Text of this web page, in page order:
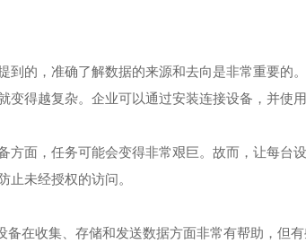
到的，准确了解数据的来源和去向是非常重要的
变得越复杂。企业可以通过安装连接设备，并使
方面，任务可能会变得非常艰巨。故而，让每台
止未经授权的访问。
备在收集、存储和发送数据方面非常有帮助，但